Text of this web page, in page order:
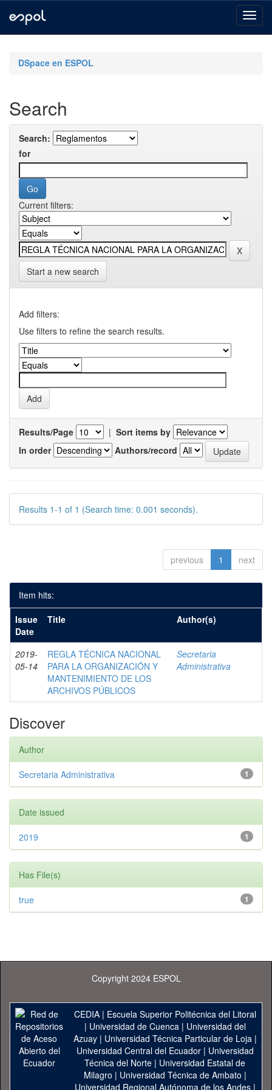
navigationDSpace en ESPOL
Search
Search:
for
Current filters:
Start a new search
Add filters:
Use filters to refine the search results.
Results/Page | Sort items by
In order
Authors/record
Results 1-1 of 1 (Search time: 0.001 seconds).
previous 1 next
Item hits:
Issue
Date
Title Author(s)
2019-
05-14
REGLA TÉCNICA NACIONAL
PARA LA ORGANIZACIÓN Y
MANTENIMIENTO DE LOS
ARCHIVOS PÚBLICOS
Secretaria
Administrativa
Discover
Author
1
Secretaria Administrativa
Date issued
1
2019
Has File(s)
1
true
Copyright 2024 ESPOL
CEDIA| Escuela Superior Politécnica del Litoral
| Universidad de Cuenca| Universidad del
Azuay| Universidad Técnica Particular de Loja|
Universidad Central del Ecuador| Universidad
Técnica del Norte | Universidad Estatal de
Milagro | Universidad Técnica de Ambato |
Universidad Regional Autónoma de los Andes|